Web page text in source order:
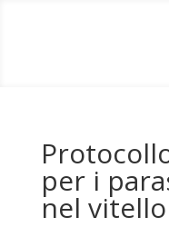
per i
nel vitello